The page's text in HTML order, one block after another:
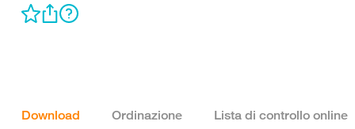
Download Ordinazione Lista di controllo online